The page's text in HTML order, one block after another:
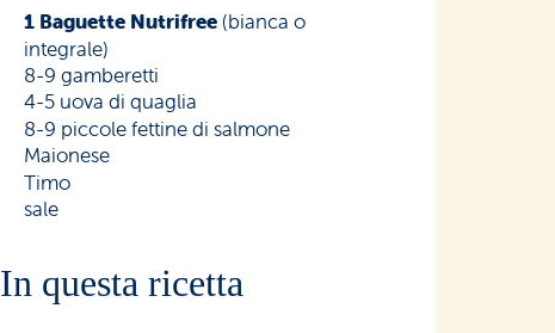
1 Baguette Nutrifree (bianca o
integrale)
8-9 gamberetti
4-5 uova di quaglia
8-9 piccole fettine di salmone
Maionese
Timo
sale
In questa ricetta